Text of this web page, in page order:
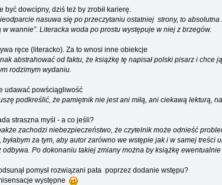
być dowcipny, dziś też by zrobił karierę.
nasuwa się po przeczytaniu ostatniej strony, to
w wannie”. Literacka woda po prostu występuje w niej z brzegów.
ręce (literacko). Za to wnosi inne obiekcje
abstrahować od faktu, że książkę tę napisał polski pisarz i
rodzimym wydaniu.
udawać powściągliwość
podkreślić, że pamiętnik nie jest ani miłą, ani ciekawą lekturą,
straszna myśl - a co jeśli?
zachodzi niebezpieczeństwo, że czytelnik może odnieść
byłabym za tym, aby autor zarówno we wstępie jak i w samej
odbywa. Po dokonaniu takiej zmiany można by książkę
pomysł rozwiązani pata poprzez dodanie wstępu?
występne